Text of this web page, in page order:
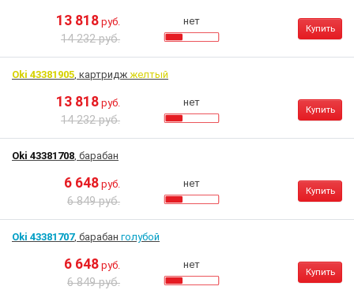
13 818 руб.
14 232 руб.
нет
Купить
Oki 43381905, картридж желтый
13 818 руб.
14 232 руб.
нет
Купить
Oki 43381708, барабан
6 648 руб.
6 849 руб.
нет
Купить
Oki 43381707, барабан голубой
6 648 руб.
6 849 руб.
нет
Купить